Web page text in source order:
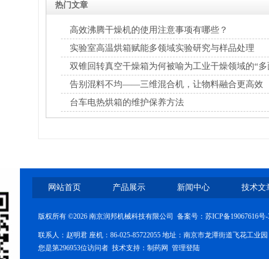
热门文章
高效沸腾干燥机的使用注意事项有哪些？
实验室高温烘箱赋能多领域实验研究与样品处理
双锥回转真空干燥箱为何被喻为工业干燥领域的“多
告别混料不均——三维混合机，让物料融合更高效
台车电热烘箱的维护保养方法
网站首页 产品展示 新闻中心 技术文
版权所有 ©2026 南京润邦机械科技有限公司 备案号： 苏ICP备19067616号-
联系人：赵明君 座机：86-025-85722055 地址：南京市龙潭街道飞花工业园
您是第296953位访问者 技术支持： 制药网 管理登陆